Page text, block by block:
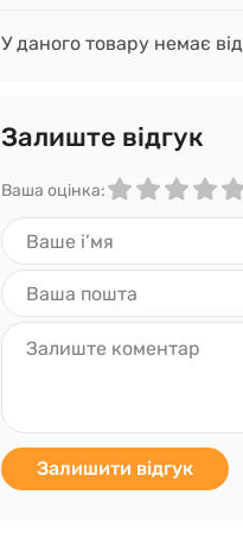
У даного товару немає
Залиште відгук
Ваша оцінка:
Залишити відгук